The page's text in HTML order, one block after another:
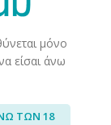
μόνο
είσαι άνω
ΤΩΝ 18